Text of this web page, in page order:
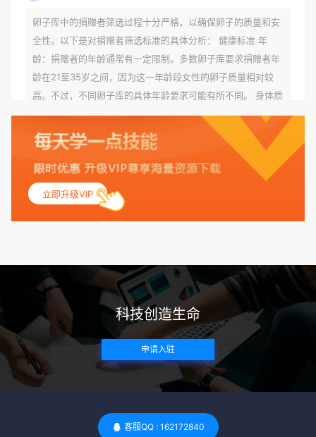
卵子库中的捐赠者筛选过程十分严格，以确保卵子的质量和安
全性。以下是对捐赠者筛选标准的具体分析： 健康标准 年
龄：捐赠者的年龄通常有一定限制。多数卵子库要求捐赠者年
龄在21至35岁之间，因为这一年龄段女性的卵子质量相对较
高。不过，不同卵子库的具体年龄要求可能有所不同。 身体质
量指数（BMI）：捐赠者的BMI通常需要在正常范围内，以确
保其身体健康状况良好。过高的BMI可能与多种健康问题相关
联，包括不孕症和妊娠并发症。 生殖健康：捐赠者需要有规律
的月经期，无生殖障碍或异常问题。此外，还需要进行详细的
妇科检查，以确保其生殖系统的健康。 遗传病史与家族病史：
捐赠者及其家庭成员需要无严重的遗传病史、精神病史和传染
病史。这通常需要通过基因检测、家族史调查和医疗记录审查
带任何可传染给受卵者的病原体。 药物与生活习惯：捐赠者需
要是非尼古丁使用者、非吸烟者、非吸毒者，并且未使用可能
影响卵子质量的药物，如某些精神药物和避孕植入物。 学历与
心理标准 学历要求：部分卵子库对捐赠者的学历有一定要求，
但这并非普遍标准。一些卵子库可能更倾向于选择受过高等教
育的女性作为捐赠者，但这并不是绝对的筛选条件。 心理状态
评估：捐赠者需要进行心理状态评估，以确定其对捐赠过程的
于确保捐赠者在捐赠过程中保持积极的心态，并理解其捐赠行
立即升级VIP
科技创造生命
申请入驻
客服QQ : 162172840